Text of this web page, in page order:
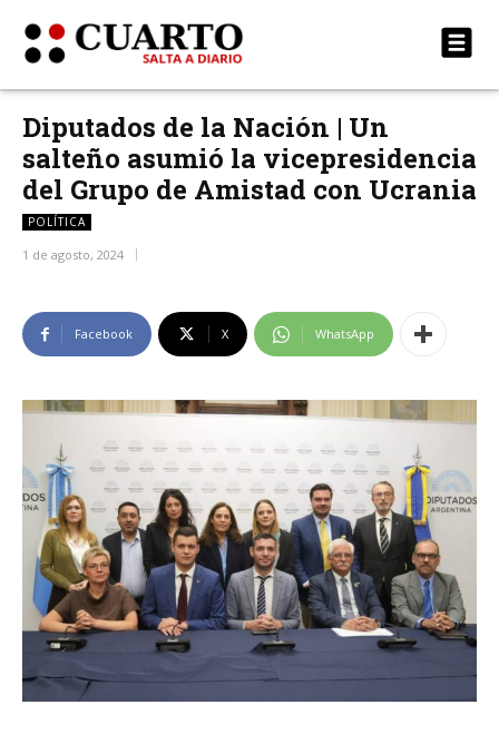
Diputados de la Nación | Un
salteño asumió la vicepresidencia
del Grupo de Amistad con Ucrania
POLÍTICA
1 de agosto, 2024
Facebook X WhatsApp